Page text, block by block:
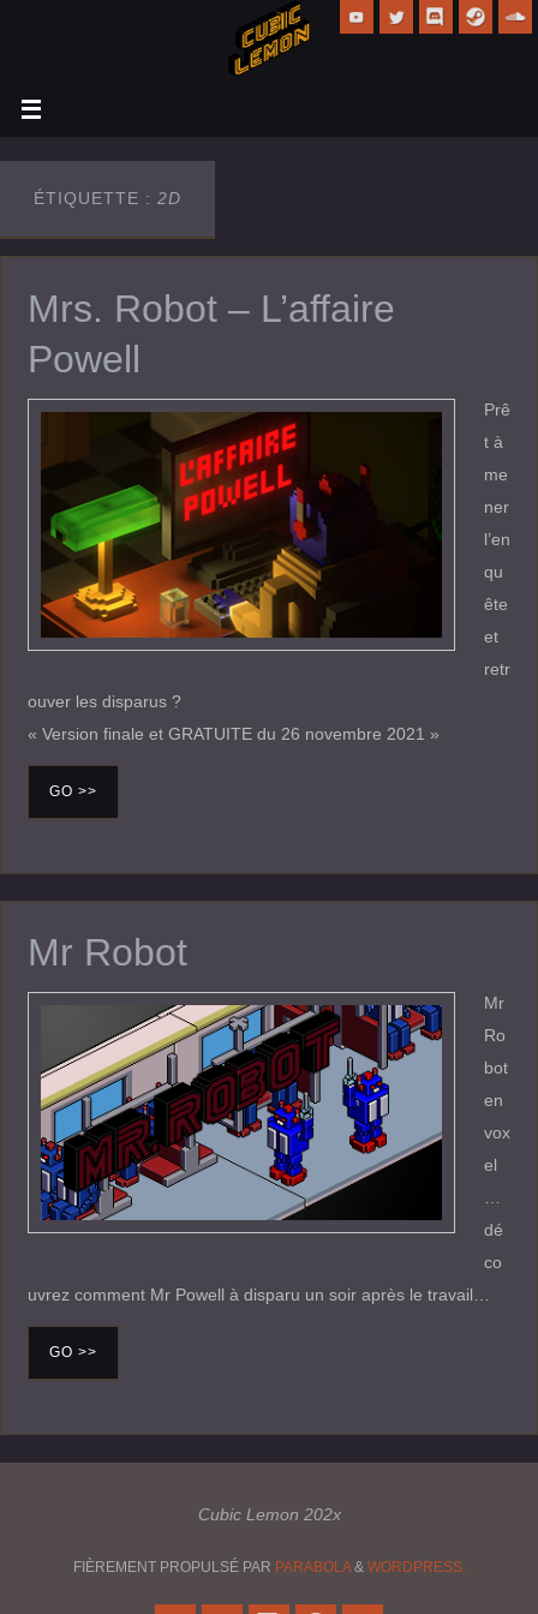
ÉTIQUETTE : 2D
Mrs. Robot – L’affaire
Powell
Prê
t à
me
ner
l’en
qu
ête
et
retr
ouver les disparus ?
« Version finale et GRATUITE du 26 novembre 2021 »
GO >>
Mr Robot
Mr
Ro
bot
en
vox
el
…
dé
co
uvrez comment Mr Powell à disparu un soir après le travail…
GO >>
Cubic Lemon 202x
FIÈREMENT PROPULSÉ PAR PARABOLA& WORDPRESS.